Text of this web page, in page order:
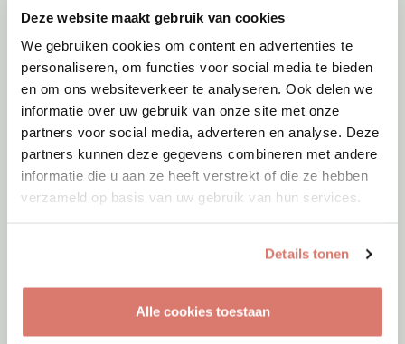
Deze website maakt gebruik van cookies
We gebruiken cookies om content en advertenties te
personaliseren, om functies voor social media te bieden
en om ons websiteverkeer te analyseren. Ook delen we
informatie over uw gebruik van onze site met onze
partners voor social media, adverteren en analyse. Deze
partners kunnen deze gegevens combineren met andere
informatie die u aan ze heeft verstrekt of die ze hebben
verzameld op basis van uw gebruik van hun services.
Details tonen
Alle cookies toestaan